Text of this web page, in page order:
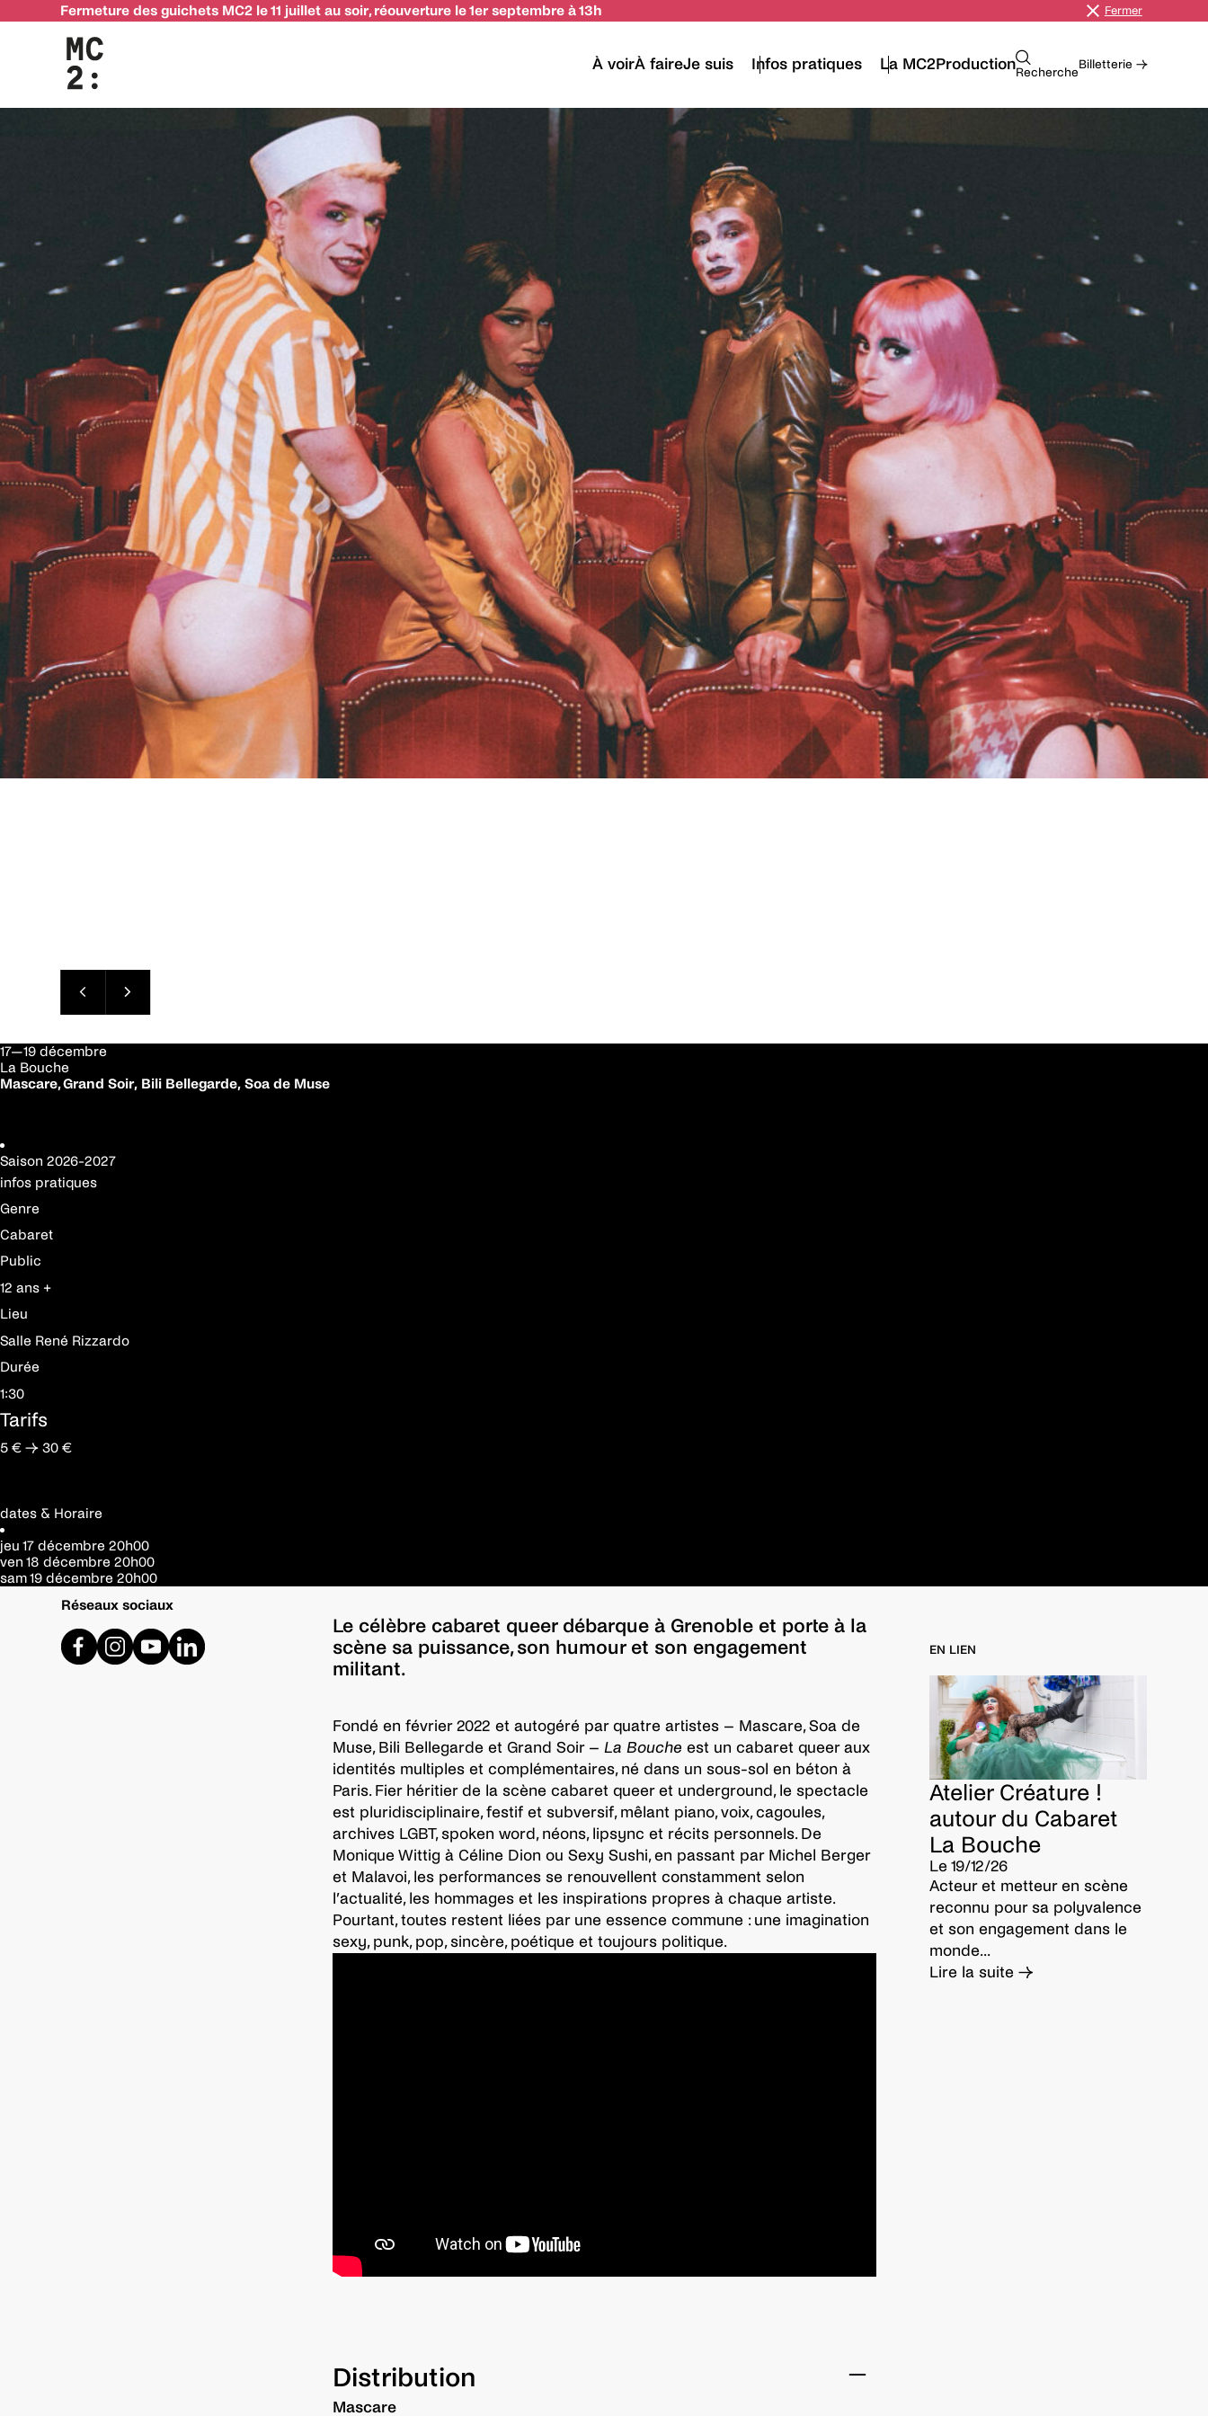
Fermeture des guichets MC2 le 11 juillet au soir, réouverture le 1er septembre à 13h Fermer
À voirÀ faireJe suis Infos pratiques La MC2ProductionRecherche
Billetterie →
17—19 décembre
La Bouche
Mascare, Grand Soir, Bili Bellegarde, Soa de Muse
Saison 2026-2027
infos pratiques
Genre
Cabaret
Public
12 ans +
Lieu
Salle René Rizzardo
Durée
1:30
Tarifs
5 € → 30 €
dates & Horaire
jeu 17 décembre 20h00
ven 18 décembre 20h00
sam 19 décembre 20h00
Réseaux sociaux
Le célèbre cabaret queer débarque à Grenoble et porte à la
scène sa puissance, son humour et son engagement
militant.
Fondé en février 2022 et autogéré par quatre artistes – Mascare, Soa de
Muse, Bili Bellegarde et Grand Soir – La Bouche est un cabaret queer aux
identités multiples et complémentaires, né dans un sous-sol en béton à
Paris. Fier héritier de la scène cabaret queer et underground, le spectacle
est pluridisciplinaire, festif et subversif, mêlant piano, voix, cagoules,
archives LGBT, spoken word, néons, lipsync et récits personnels. De
Monique Wittig à Céline Dion ou Sexy Sushi, en passant par Michel Berger
et Malavoi, les performances se renouvellent constamment selon
l’actualité, les hommages et les inspirations propres à chaque artiste.
Pourtant, toutes restent liées par une essence commune : une imagination
sexy, punk, pop, sincère, poétique et toujours politique.
Distribution
Mascare
EN LIEN
Atelier Créature !
autour du Cabaret
La Bouche
Le 19/12/26
Acteur et metteur en scène
reconnu pour sa polyvalence
et son engagement dans le
monde...
Lire la suite →